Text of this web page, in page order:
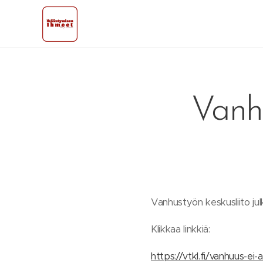
Vanhustyön keskusliito
Klikkaa linkkiä:
https://vtkl.fi/vanhuus-ei-